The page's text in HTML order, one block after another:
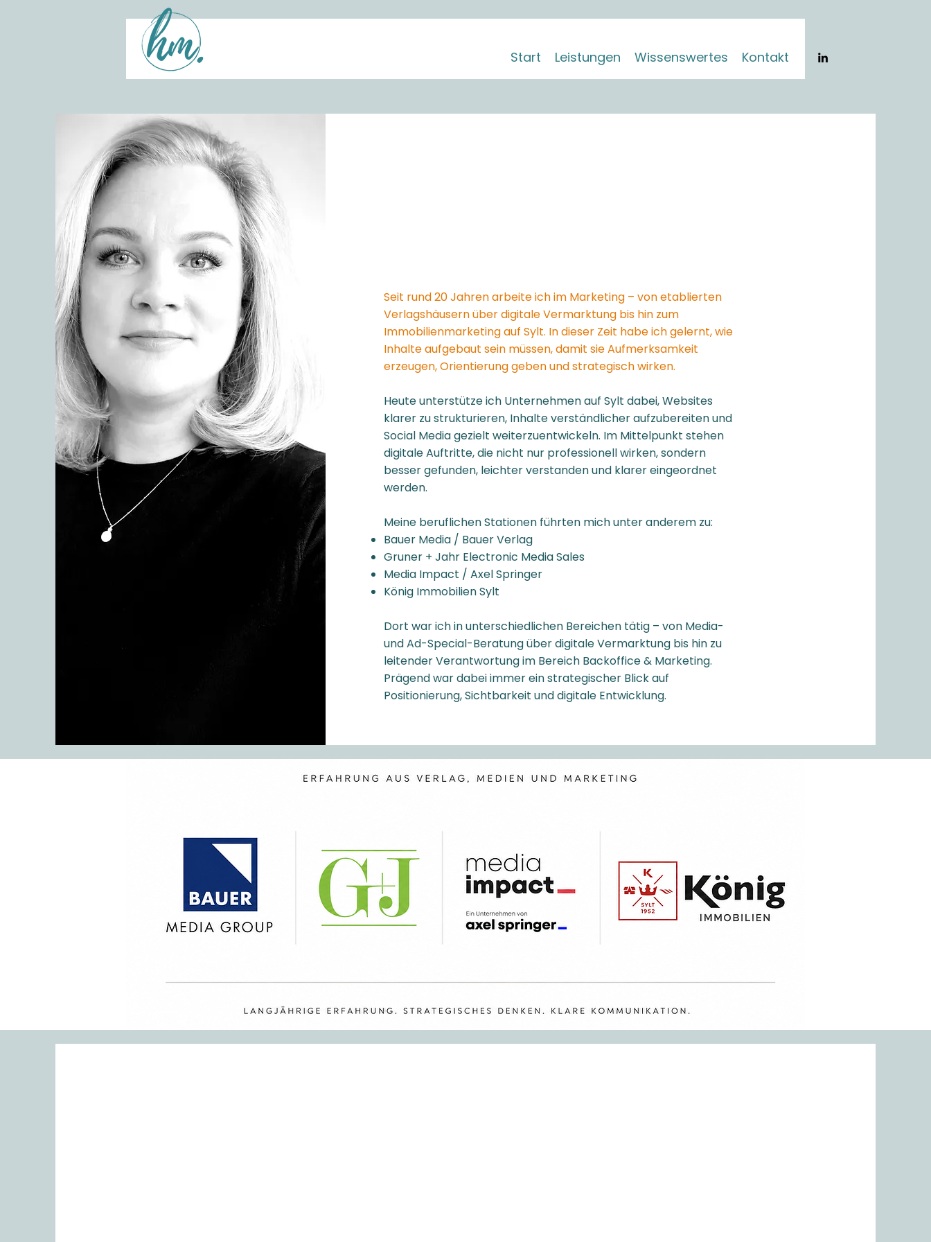
Start Leistungen Wissenswertes Kontakt
Seit rund 20 Jahren arbeite ich im Marketing – von etablierten
Verlagshäusern über digitale Vermarktung bis hin zum
Immobilienmarketing auf Sylt. In dieser Zeit habe ich gelernt, wie
Inhalte aufgebaut sein müssen, damit sie Aufmerksamkeit
erzeugen, Orientierung geben und strategisch wirken.
Heute unterstütze ich Unternehmen auf Sylt dabei, Websites
klarer zu strukturieren, Inhalte verständlicher aufzubereiten und
Social Media gezielt weiterzuentwickeln. Im Mittelpunkt stehen
digitale Auftritte, die nicht nur professionell wirken, sondern
besser gefunden, leichter verstanden und klarer eingeordnet
werden.
Meine beruflichen Stationen führten mich unter anderem zu:
Bauer Media / Bauer Verlag
Gruner + Jahr Electronic Media Sales
Media Impact / Axel Springer
König Immobilien Sylt
Dort war ich in unterschiedlichen Bereichen tätig – von Media-
und Ad-Special-Beratung über digitale Vermarktung bis hin zu
leitender Verantwortung im Bereich Backoffice & Marketing.
Prägend war dabei immer ein strategischer Blick auf
Positionierung, Sichtbarkeit und digitale Entwicklung.